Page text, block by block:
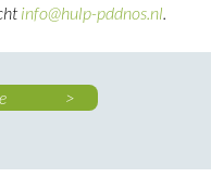
info@hulp-pddnos.nl.
>